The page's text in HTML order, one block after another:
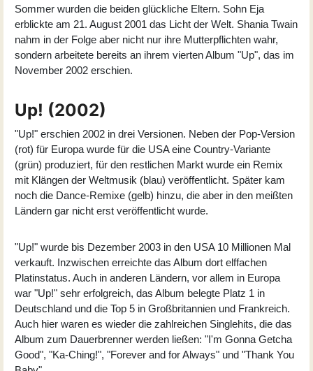
Sommer wurden die beiden glückliche Eltern. Sohn Eja
erblickte am 21. August 2001 das Licht der Welt. Shania Twain
nahm in der Folge aber nicht nur ihre Mutterpflichten wahr,
sondern arbeitete bereits an ihrem vierten Album "Up", das im
November 2002 erschien.
Up! (2002)
"Up!" erschien 2002 in drei Versionen. Neben der Pop-Version
(rot) für Europa wurde für die USA eine Country-Variante
(grün) produziert, für den restlichen Markt wurde ein Remix
mit Klängen der Weltmusik (blau) veröffentlicht. Später kam
noch die Dance-Remixe (gelb) hinzu, die aber in den meißten
Ländern gar nicht erst veröffentlicht wurde.
"Up!" wurde bis Dezember 2003 in den USA 10 Millionen Mal
verkauft. Inzwischen erreichte das Album dort elffachen
Platinstatus. Auch in anderen Ländern, vor allem in Europa
war "Up!" sehr erfolgreich, das Album belegte Platz 1 in
Deutschland und die Top 5 in Großbritannien und Frankreich.
Auch hier waren es wieder die zahlreichen Singlehits, die das
Album zum Dauerbrenner werden ließen: "I'm Gonna Getcha
Good", "Ka-Ching!", "Forever and for Always" und "Thank You